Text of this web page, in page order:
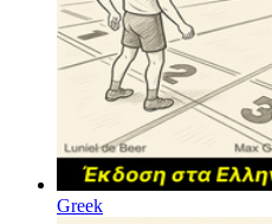
Greek